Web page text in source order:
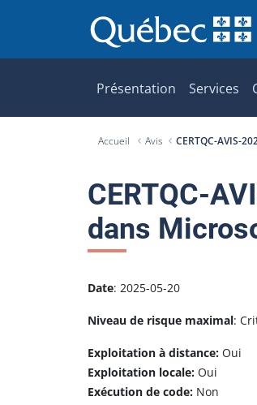
a
o
n
t
e
u
Présentation Services
Accueil Avis CERTQC-AVIS-
CERTQC-
dans
Date: 2025-05-20
Niveau de risque maximal:
Exploitation à distance: Oui
Exploitation locale: Oui
Exécution de code: Non